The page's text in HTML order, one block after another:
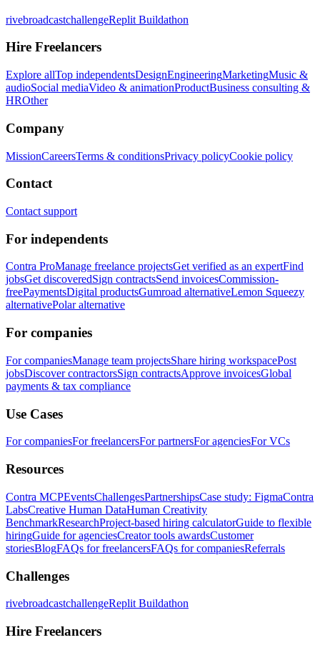
rivebroadcastchallengeReplit Buildathon
Hire Freelancers
Explore allTop independentsDesignEngineeringMarketingMusic &
audioSocial mediaVideo & animationProductBusiness consulting &
HROther
Company
MissionCareersTerms & conditionsPrivacy policyCookie policy
Contact
Contact support
For independents
Contra ProManage freelance projectsGet verified as an expertFind
jobsGet discoveredSign contractsSend invoicesCommission-
freePaymentsDigital productsGumroad alternativeLemon Squeezy
alternativePolar alternative
For companies
For companiesManage team projectsShare hiring workspacePost
jobsDiscover contractorsSign contractsApprove invoicesGlobal
payments & tax compliance
Use Cases
For companiesFor freelancersFor partnersFor agenciesFor VCs
Resources
Contra MCPEventsChallengesPartnershipsCase study: FigmaContra
LabsCreative Human DataHuman Creativity
BenchmarkResearchProject-based hiring calculatorGuide to flexible
hiringGuide for agenciesCreator tools awardsCustomer
storiesBlogFAQs for freelancersFAQs for companiesReferrals
Challenges
rivebroadcastchallengeReplit Buildathon
Hire Freelancers